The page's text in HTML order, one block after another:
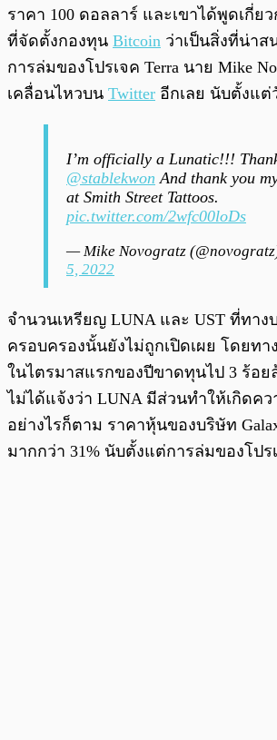
ราคา 100 ดอลลาร์ และเขาได้พูดเกี่ย
ที่จัดตั้งกองทุน Bitcoin ว่าเป็นสิ่งที่น่าส
การล่มของโปรเจค Terra นาย Mike
เคลื่อนไหวบน Twitter อีกเลย นับตั้งแ
I’m officially a Lunatic!!!
@stablekwon And thank you
at Smith Street Tattoos.
pic.twitter.com/2wfc00loDs
— Mike Novogratz
5, 2022
จำนวนเหรียญ LUNA และ UST ที่ทาง
ครอบครองนั้นยังไม่ถูกเปิดเผย โดยทา
ในไตรมาสแรกของปีขาดทุนไป 3 ร้อ
ไม่ได้แจ้งว่า LUNA มีส่วนทำให้เกิดค
อย่างไรก็ตาม ราคาหุ้นของบริษัท
มากกว่า 31% นับตั้งแต่การล่มของโปร